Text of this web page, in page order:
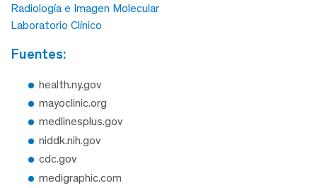
Radiología e Imagen Molecular
Laboratorio Clínico
fuentes:
health.ny.gov
mayoclinic.org
medlinesplus.gov
niddk.nih.gov
cdc.gov
medigraphic.com